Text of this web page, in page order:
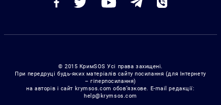
© 2015 КримSOS Усі права захищені.
При передруці будь-яких матеріалів сайту посилання (для Інтернету
– гіперпосилання)
на авторів і сайт krymsos.com обов’язкове. E-mail редакції:
help@krymsos.com